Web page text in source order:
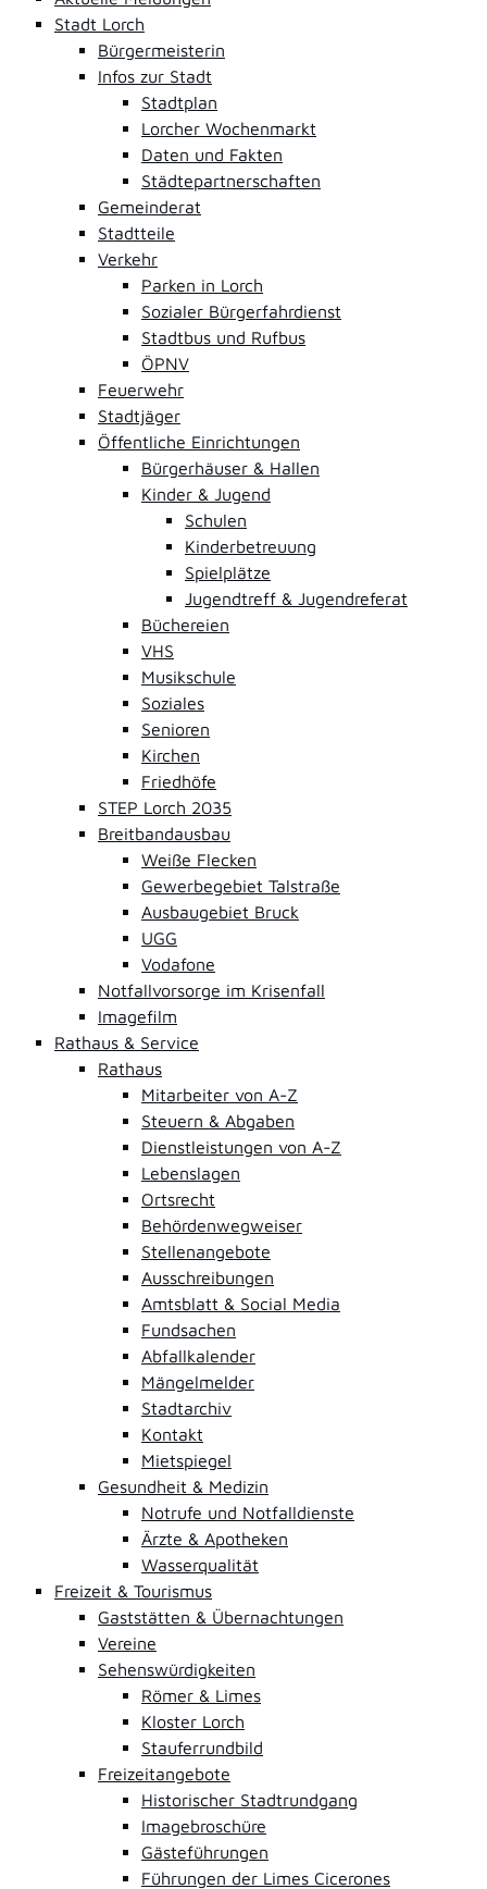
Stadt Lorch
Bürgermeisterin
Infos zur Stadt
Stadtplan
Lorcher Wochenmarkt
Daten und Fakten
Städtepartnerschaften
Gemeinderat
Stadtteile
Verkehr
Parken in Lorch
Sozialer Bürgerfahrdienst
Stadtbus und Rufbus
ÖPNV
Feuerwehr
Stadtjäger
Öffentliche Einrichtungen
Bürgerhäuser & Hallen
Kinder & Jugend
Schulen
Kinderbetreuung
Spielplätze
Jugendtreff & Jugendreferat
Büchereien
VHS
Musikschule
Soziales
Senioren
Kirchen
Friedhöfe
STEP Lorch 2035
Breitbandausbau
Weiße Flecken
Gewerbegebiet Talstraße
Ausbaugebiet Bruck
UGG
Vodafone
Notfallvorsorge im Krisenfall
Imagefilm
Rathaus & Service
Rathaus
Mitarbeiter von A-Z
Steuern & Abgaben
Dienstleistungen von A-Z
Lebenslagen
Ortsrecht
Behördenwegweiser
Stellenangebote
Ausschreibungen
Amtsblatt & Social Media
Fundsachen
Abfallkalender
Mängelmelder
Stadtarchiv
Kontakt
Mietspiegel
Gesundheit & Medizin
Notrufe und Notfalldienste
Ärzte & Apotheken
Wasserqualität
Freizeit & Tourismus
Gaststätten & Übernachtungen
Vereine
Sehenswürdigkeiten
Römer & Limes
Kloster Lorch
Stauferrundbild
Freizeitangebote
Historischer Stadtrundgang
Imagebroschüre
Gästeführungen
Führungen der Limes Cicerones